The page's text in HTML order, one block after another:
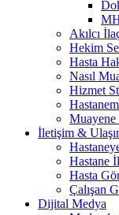
Akılcı
Hekim
Hasta
Nasıl
Hizmet
Muayene
İletişim &
Hastane
Hasta
Çalışan
Dijital Medya